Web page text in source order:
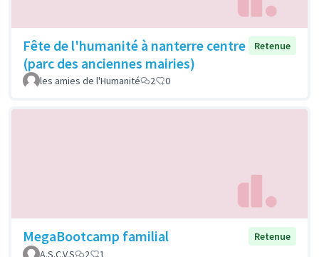
Fête de l'humanité à nanterre centre
(parc des anciennes mairies)
Retenue
les amies de l'Humanité 2 0
MegaBootcamp familial
Retenue
A.S.C.V.S
2 1